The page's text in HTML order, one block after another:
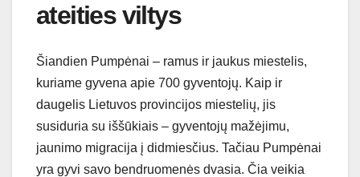
ateities viltys
Šiandien Pumpėnai – ramus ir jaukus miestelis,
kuriame gyvena apie 700 gyventojų. Kaip ir
daugelis Lietuvos provincijos miestelių, jis
susiduria su iššūkiais – gyventojų mažėjimu,
jaunimo migracija į didmiesčius. Tačiau Pumpėnai
yra gyvi savo bendruomenės dvasia. Čia veikia